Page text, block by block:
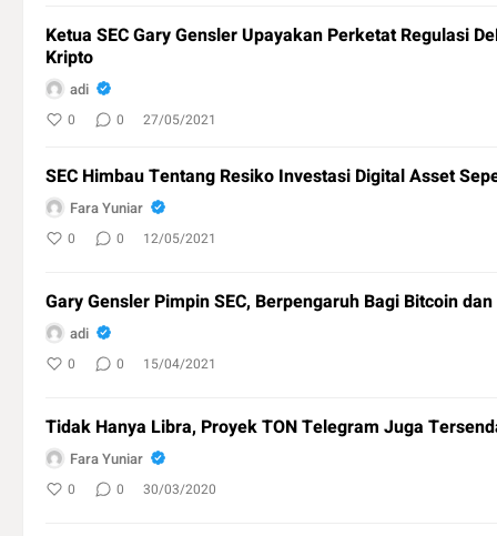
Ketua SEC Gary Gensler Upayakan Perketat Regulasi
Kripto
adi
0 0 27/05/2021
SEC Himbau Tentang Resiko Investasi Digital Asset
Fara Yuniar
0 0 12/05/2021
Gary Gensler Pimpin SEC, Berpengaruh Bagi Bitcoin
adi
0 0 15/04/2021
Tidak Hanya Libra, Proyek TON Telegram Juga
Fara Yuniar
0 0 30/03/2020